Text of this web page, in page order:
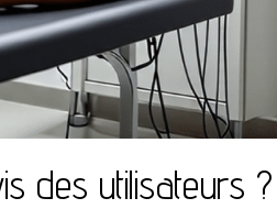
des utilisateurs ?